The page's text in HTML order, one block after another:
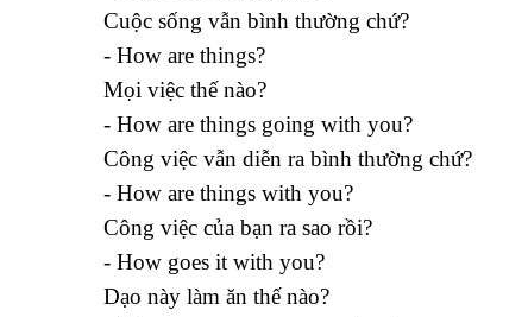
Cuộc sống vẫn bình thường chứ?
- How are things?
Mọi việc thế nào?
- How are things going with you?
Công việc vẫn diễn ra bình thường chứ?
- How are things with you?
Công việc của bạn ra sao rồi?
- How goes it with you?
Dạo này làm ăn thế nào?